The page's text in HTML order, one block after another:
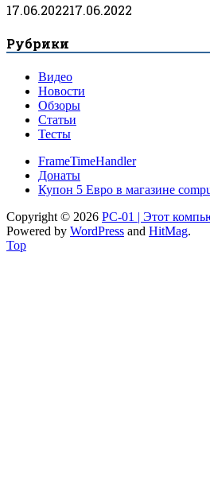
17.06.202217.06.2022
Рубрики
Видео
Новости
Обзоры
Статьи
Тесты
FrameTimeHandler
Донаты
Купон 5 Евро в магазине
Copyright © 2026 PC-01 | Этот
Powered by WordPress and HitMag.
Top